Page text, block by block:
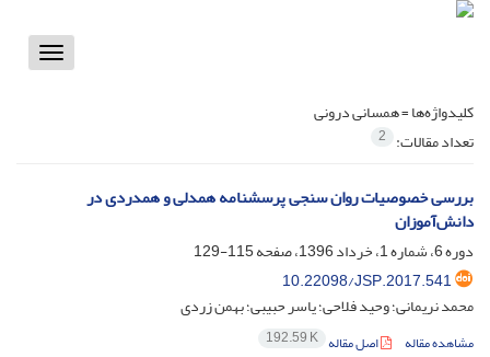
Toggle
کلیدواژه‌ها =همسانی درونی
تعداد مقالات: 2
بررسی خصوصیات روان سنجی پرسشنامه همدلی و همدردی در
دانش‌آموزان
دوره 6، شماره 1، خرداد 1396، صفحه
115-129
10.22098/JSP.2017.541
محمد نریمانی؛ وحید فلاحی؛ یاسر حبیبی؛ بهمن زردی
مشاهده مقاله اصل مقاله 192.59 K